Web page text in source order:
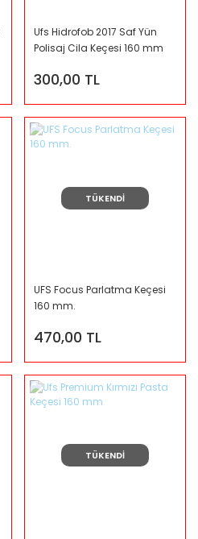
Ufs Hidrofob 2017 Saf Yün
Polisaj Cila Keçesi 160 mm
300,00 TL
TÜKENDİ
UFS Focus Parlatma Keçesi
160 mm.
470,00 TL
TÜKENDİ